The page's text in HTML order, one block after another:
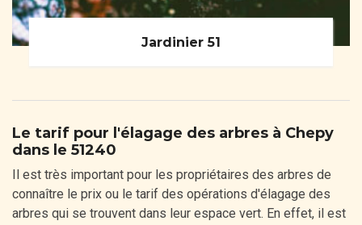
Jardinier 51
Le tarif pour l'élagage des arbres à Chepy
dans le 51240
Il est très important pour les propriétaires des arbres de
connaître le prix ou le tarif des opérations d'élagage des
arbres qui se trouvent dans leur espace vert. En effet, il est